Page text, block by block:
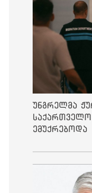
უნგრელმა
საქართველო
ემუქრებოდა